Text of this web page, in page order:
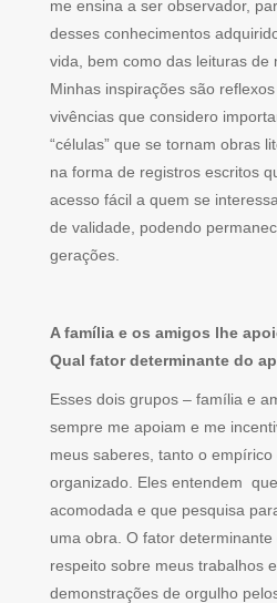
me ensina a ser observador,
desses conhecimentos
vida, bem como das leituras de
Minhas inspirações são
vivências que considero
“células” que se tornam obras
na forma de registros escritos
acesso fácil a quem se
de validade, podendo
gerações.
A família e os amigos lhe
Qual fator determinante do
Esses dois grupos – família e
sempre me apoiam e me
meus saberes, tanto o
organizado. Eles entendem
acomodada e que pesquisa
uma obra. O fator
respeito sobre meus trabalhos
demonstrações de orgulho